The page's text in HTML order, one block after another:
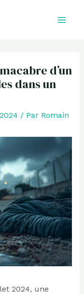
d’un
dans un
/ Par Romain
2024, une